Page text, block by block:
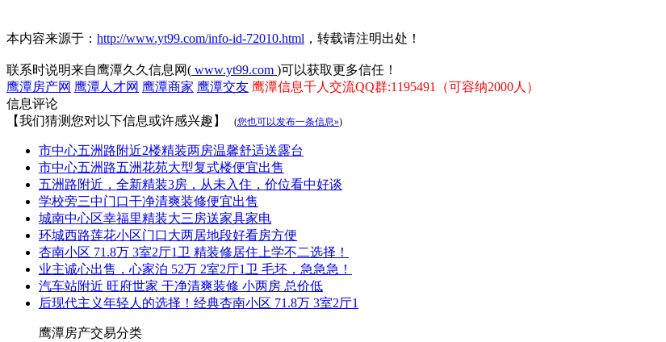
本内容来源于： http://www.yt99.com/info-id-72010.html ，转载请注明出处！
联系时说明来自鹰潭久久信息网( www.yt99.com )可以获取更多信任！
鹰潭房产网 鹰潭人才网 鹰潭商家 鹰潭交友 鹰潭信息千人交流QQ群:1195491（可容纳2000人）
信息评论
【我们猜测您对以下信息或许感兴趣】
(您也可以发布一条信息»)
市中心五洲路附近2楼精装两房温馨舒适送露台
市中心五洲路五洲花苑大型复式楼便宜出售
五洲路附近，全新精装3房，从未入住，价位看中好谈
学校旁三中门口干净清爽装修便宜出售
城南中心区幸福里精装大三房送家具家电
环城西路莲花小区门口大两居地段好看房方便
杏南小区 71.8万 3室2厅1卫 精装修居住上学不二选择！
业主诚心出售，心家泊 52万 2室2厅1卫 毛坯，急急急！
汽车站附近 旺府世家 干净清爽装修 小两房 总价低
后现代主义年轻人的选择！经典杏南小区 71.8万 3室2厅1
鹰潭房产交易分类